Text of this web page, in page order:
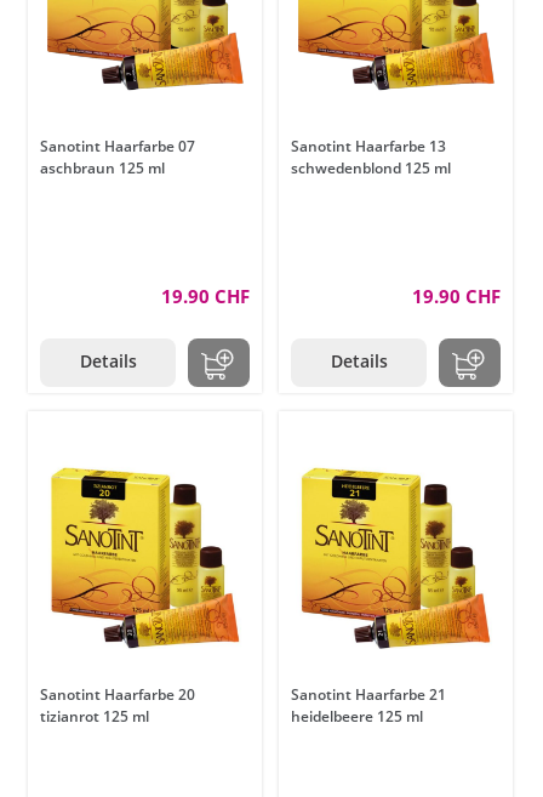
Sanotint Haarfarbe 07
aschbraun 125 ml
19.90 CHF
Details
Sanotint Haarfarbe 13
schwedenblond 125 ml
19.90 CHF
Details
Sanotint Haarfarbe 20
tizianrot 125 ml
Sanotint Haarfarbe 21
heidelbeere 125 ml